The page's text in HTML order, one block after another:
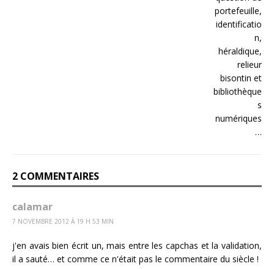
2 COMMENTAIRES
calamar
7 NOVEMBRE 2012 Á 19 H 53 MIN
j'en avais bien écrit un, mais entre les capchas et la validation,
il a sauté… et comme ce n'était pas le commentaire du siècle !